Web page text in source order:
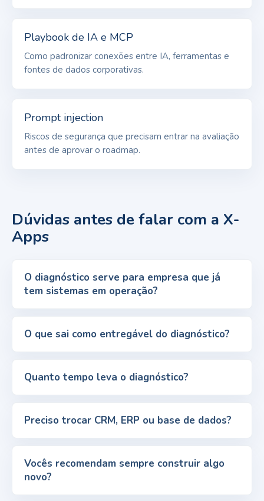
Playbook de IA e MCP
Como padronizar conexões entre IA, ferramentas e
fontes de dados corporativas.
Prompt injection
Riscos de segurança que precisam entrar na avaliação
antes de aprovar o roadmap.
Dúvidas antes de falar com a X-
Apps
O diagnóstico serve para empresa que já
tem sistemas em operação?
O que sai como entregável do diagnóstico?
Quanto tempo leva o diagnóstico?
Preciso trocar CRM, ERP ou base de dados?
Vocês recomendam sempre construir algo
novo?